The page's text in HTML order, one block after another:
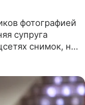
фотографией
супруга
снимок, на